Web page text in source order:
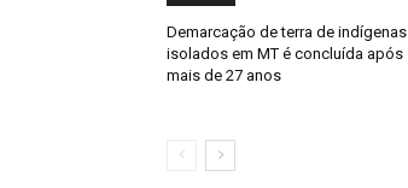
Demarcação de terra de indígenas
isolados em MT é concluída após
mais de 27 anos